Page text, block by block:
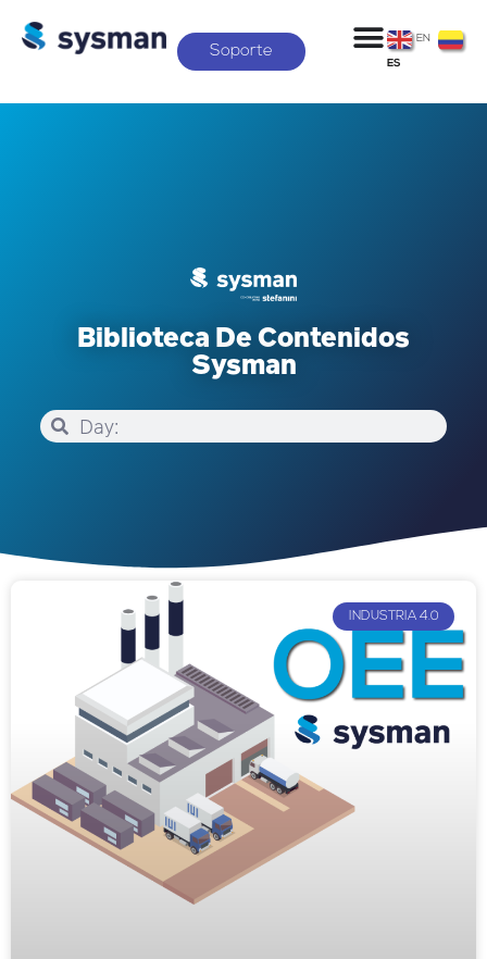
Soporte
EN
ES
Biblioteca De Contenidos
Sysman
INDUSTRIA 4.0